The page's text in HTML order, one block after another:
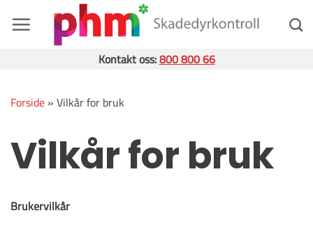
Kontakt oss:800 800 66
Forside » Vilkår for bruk
Vilkår for bruk
Brukervilkår